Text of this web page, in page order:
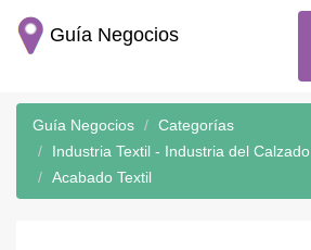
Guía Negocios
Guía Negocios
Categorías
Industria Textil - Industria del Calzado
Acabado Textil